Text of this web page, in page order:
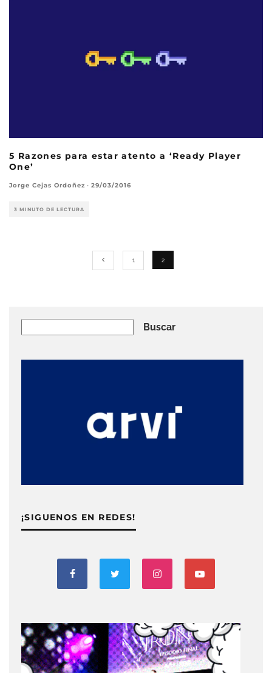
5 Razones para estar atento a ‘Ready Player
One’
Jorge Cejas Ordoñez · 29/03/2016
3 MINUTO DE LECTURA
1 2
Buscar
¡SIGUENOS EN REDES!